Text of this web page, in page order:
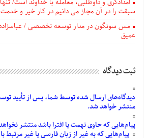
امدادگری و داوطلبی، معامله با خداوند است/
سبقت را در آن مجاز می دانیم در کار خیر و
مس سونگون در مدار توسعه تخصصی /
عمیق
ثبت دیدگاه
دیدگاه‌هایارسالشدهتوسط شما، پس ازتأیید
منتشر خواهد شد.
پیام‌هاییکه حاوی تهمت یا افترا باشد منتشر
پیام‌هاییکه به غیر از زبان فارسی یا غیر